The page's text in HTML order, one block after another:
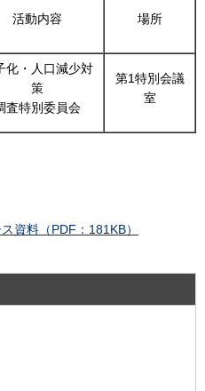
活動内容 場所
化・人口減少対
策
査特別委員会
第1特別会議
室
資料（PDF：181KB）